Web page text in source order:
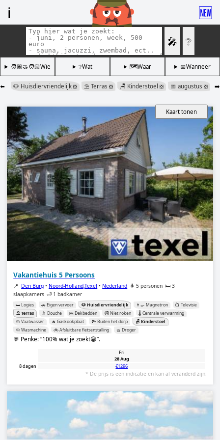
ℹ️ 🆕
🎤 ❔
🧑🏽‍🤝‍🧑🏻Wie ❔Wat 🗺️Waar 📅Wanneer
⬅️ ➡️
🐶 Huisdiervriendelijk ❎ ⛱️ Terras ❎ 🪑 Kinderstoel ❎ 📅 augustus ❎
Kaart tonen
Vakantiehuis 5 Persoons
📍 Den Burg • Noord-Holland,Texel • Nederland 🧍 5 personen 🛏️ 3
slaapkamers 🛁 1 badkamer
🛏️ Logies 🚗 Eigen vervoer 🐶 Huisdiervriendelijk 👨‍🍳 Magnetron
📺 Televisie
⛱️ Terras
🚿 Douche 🛌 Dekbedden 🚭 Niet roken
🌡️ Centrale verwarming
🧼 Vaatwasser
🔥 Gaskookplaat 🏞️ Buiten het dorp
🪑 Kinderstoel
🧼 Wasmachine
🚲 Afsluitbare fietsenstalling 🧺 Droger
💬 Penke: 100% wat je zoekt😁 .
Fri
28 Aug
8 dagen
€1296
* De prijs is een indicatie en kan al veranderd zijn.